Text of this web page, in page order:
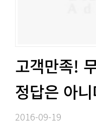
고객만족!
정답은 아니
2016-09-19​